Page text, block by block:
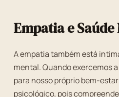
Empatia e
A empatia também está
mental. Quando exercemos
para nosso próprio bem-
psicológico, pois